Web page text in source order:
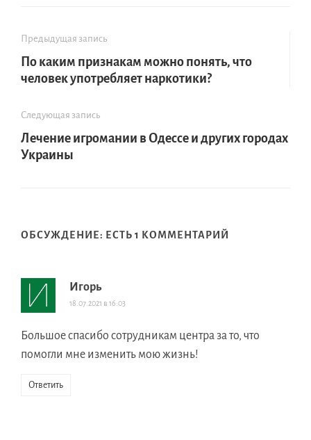
Предыдущая запись
По каким признакам можно понять, что
человек употребляет наркотики?
Следующая запись
Лечение игромании в Одессе и других городах
Украины
ОБСУЖДЕНИЕ: ЕСТЬ 1 КОММЕНТАРИЙ
Игорь
18.07.2021 в 16:03
Большое спасибо сотрудникам центра за то, что
помогли мне изменить мою жизнь!
Ответить